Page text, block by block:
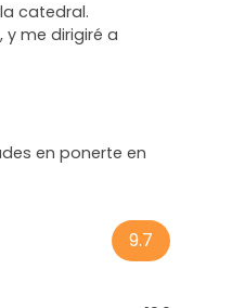
catedral.
me dirigiré a
en ponerte en
9.7